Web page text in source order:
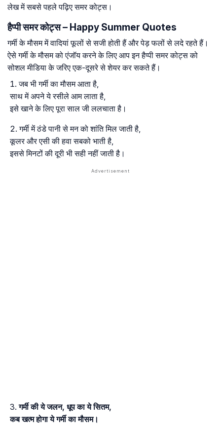
लेख में सबसे पहले पढ़िए समर कोट्स।
हैप्पी समर कोट्स – Happy Summer Quotes
गर्मी के मौसम में वादियां फूलों से सजी होती हैं और पेड़ फलों से लदे रहते हैं।
ऐसे गर्मी के मौसम को एंजॉय करने के लिए आप इन हैप्पी समर कोट्स को
सोशल मीडिया के जरिए एक-दूसरे से शेयर कर सकते हैं।
जब भी गर्मी का मौसम आता है,
साथ में अपने ये रसीले आम लाता है,
इसे खाने के लिए पूरा साल जी ललचाता है।
गर्मी में ठंडे पानी से मन को शांति मिल जाती है,
कूलर और एसी की हवा सबको भाती है,
इससे मिनटों की दूरी भी सही नहीं जाती है।
गर्मी की ये जलन, धूप का ये सितम,
कब खत्म होगा ये गर्मी का मौसम।